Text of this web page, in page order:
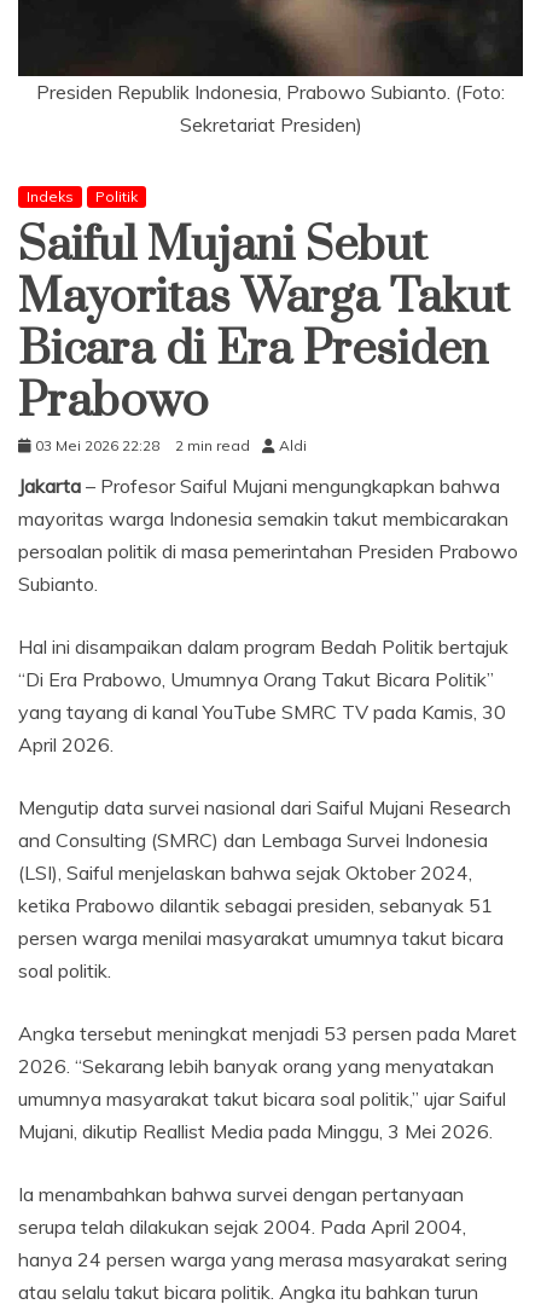
Presiden Republik Indonesia, Prabowo Subianto. (Foto:
Sekretariat Presiden)
Indeks Politik
Saiful Mujani Sebut
Mayoritas Warga Takut
Bicara di Era Presiden
Prabowo
03 Mei 2026 22:28 2 min read Aldi
Jakarta – Profesor Saiful Mujani mengungkapkan bahwa
mayoritas warga Indonesia semakin takut membicarakan
persoalan politik di masa pemerintahan Presiden Prabowo
Subianto.
Hal ini disampaikan dalam program Bedah Politik bertajuk
“Di Era Prabowo, Umumnya Orang Takut Bicara Politik”
yang tayang di kanal YouTube SMRC TV pada Kamis, 30
April 2026.
Mengutip data survei nasional dari Saiful Mujani Research
and Consulting (SMRC) dan Lembaga Survei Indonesia
(LSI), Saiful menjelaskan bahwa sejak Oktober 2024,
ketika Prabowo dilantik sebagai presiden, sebanyak 51
persen warga menilai masyarakat umumnya takut bicara
soal politik.
Angka tersebut meningkat menjadi 53 persen pada Maret
2026. “Sekarang lebih banyak orang yang menyatakan
umumnya masyarakat takut bicara soal politik,” ujar Saiful
Mujani, dikutip Reallist Media pada Minggu, 3 Mei 2026.
Ia menambahkan bahwa survei dengan pertanyaan
serupa telah dilakukan sejak 2004. Pada April 2004,
hanya 24 persen warga yang merasa masyarakat sering
atau selalu takut bicara politik. Angka itu bahkan turun